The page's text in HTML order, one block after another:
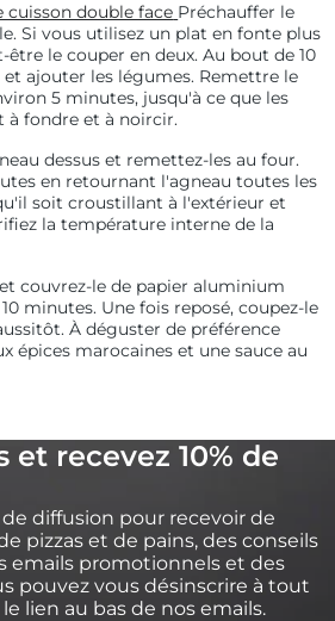
cuisson double face Préchauffer le
Si vous utilisez un plat en fonte plus
le couper en deux. Au bout de 10
ajouter les légumes. Remettre le
5 minutes, jusqu'à ce que les
fondre et à noircir.
dessus et remettez-les au four.
en retournant l'agneau toutes les
soit croustillant à l'extérieur et
la température interne de la
couvrez-le de papier aluminium
minutes. Une fois reposé, coupez-le
À déguster de préférence
épices marocaines et une sauce au
et recevez 10% de
diffusion pour recevoir de
pizzas et de pains, des conseils
emails promotionnels et des
pouvez vous désinscrire à tout
lien au bas de nos emails.